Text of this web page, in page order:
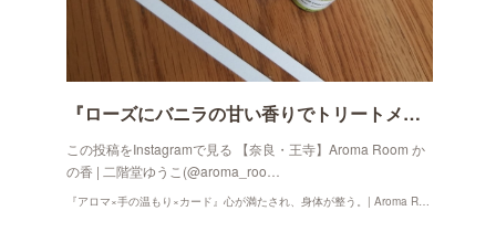
『ローズにバニラの甘い香りでトリートメント♡』
この投稿をInstagramで見る 【奈良・王寺】Aroma Room か
の香 | 二階堂ゆうこ(@aroma_roo…
『アロマ×手の温もり×カード』心が満たされ、身体が整う。| Aroma Room かの香